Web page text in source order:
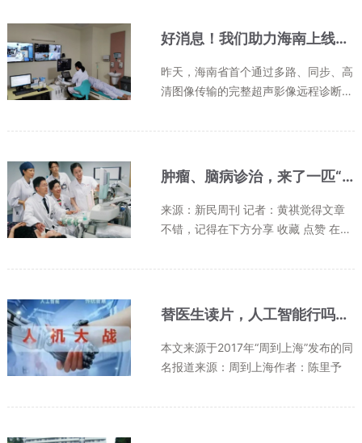
心医院院长黄旭元、医院党委书记张...
好消息！我们助力海南上线首个完整超声影像远程诊断系统
昨天，海南省首个通过多路、同步、高
清图像传输的完整超声影像远程诊断系
线，现场连线上海市第六人民医院超声
远程会诊。上海市第六人民医院超声...肿瘤、脑病诊治，来了一匹“黑马”
来源：新民周刊 记者：黄祺觉得文章
不错，记得在下方分享 收藏 点赞 在看
替医生读片，人工智能行吗？沪上80位医生和甲状腺超声机器人医生大比拼，结果是……
本文来源于2017年“周到上海”发布的同
名报道来源：周到上海作者：陈里予